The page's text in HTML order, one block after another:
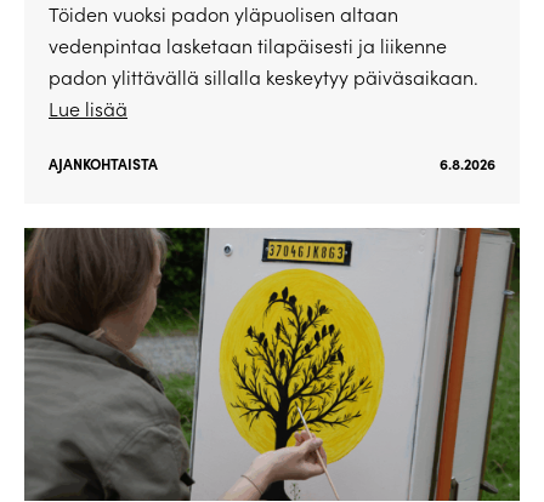
Töiden vuoksi padon yläpuolisen altaan
vedenpintaa lasketaan tilapäisesti ja liikenne
padon ylittävällä sillalla keskeytyy päiväsaikaan.
Lue lisää
AJANKOHTAISTA 6.8.2026